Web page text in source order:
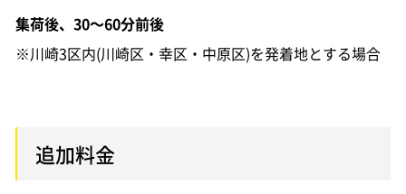
集荷後、30～60分前後
※川崎3区内(川崎区・幸区・中原区)を発着地とする場合
追加料金